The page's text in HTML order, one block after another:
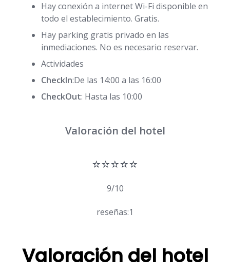
Hay conexión a internet Wi-Fi disponible en
todo el establecimiento. Gratis.
Hay parking gratis privado en las
inmediaciones. No es necesario reservar.
Actividades
CheckIn:De las 14:00 a las 16:00
CheckOut: Hasta las 10:00
Valoración del hotel
⭐⭐⭐⭐⭐
9/10
reseñas:1
Valoración del hotel